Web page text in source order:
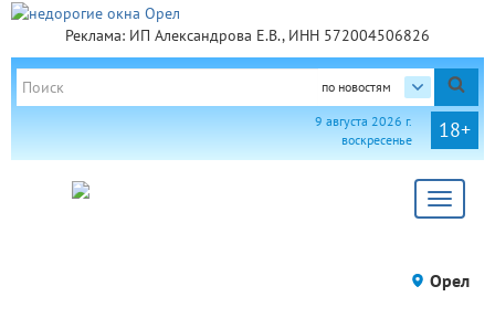
Реклама: ИП Александрова Е.В., ИНН 572004506826
по новостям
18+
9 августа 2026 г.
воскресенье
Toggle
Орел